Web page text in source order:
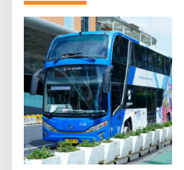
a
v
i
g
a
t
i